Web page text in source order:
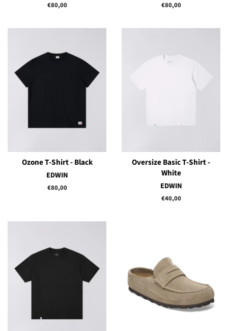
Prix
€80,00
Prix
€80,00
Ozone T-Shirt - Black
EDWIN
Prix
€80,00
Oversize Basic T-Shirt -
White
EDWIN
Prix
€40,00